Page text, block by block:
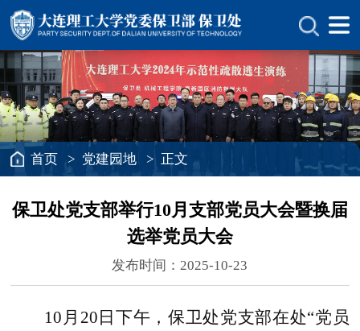
首页 > 党建园地 > 正文
保卫处党支部举行10月支部党员大会暨换届
选举党员大会
发布时间：2025-10-23
10月20日下午，保卫处党支部在处“党员